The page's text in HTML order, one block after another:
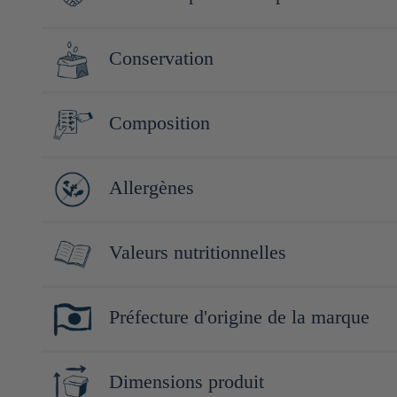
Yutaka Yamada, le fondateur de Yamada Kyoto Corporation,
l'initie et la macrobiotique, ce qui lui aurait permis de
Le surnom de l'entreprise "Henko", qui signifie "déterminé',
Conservation
Conserver à l'abri de la lumière, de la chaleur et de l'humidité.
Composition
Huile de sésame 100%
Allergènes
Sésame Valeurs nutritionnelles
Pour 100g :
Énergie : 900kcal/3766kj
Lipides : 100g
Préfecture d'origine de la marque
Tokyo
Dimensions produit